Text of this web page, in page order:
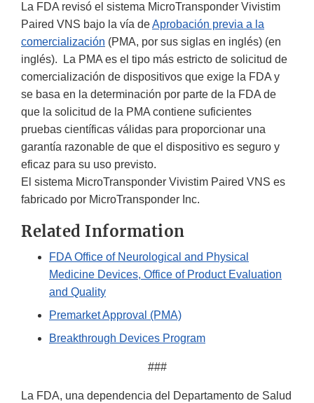
La FDA revisó el sistema MicroTransponder Vivistim
Paired VNS bajo la vía deAprobación previa a la
comercialización (PMA, por sus siglas en inglés) (en
inglés). La PMA es el tipo más estricto de solicitud de
comercialización de dispositivos que exige la FDA y
se basa en la determinación por parte de la FDA de
que la solicitud de la PMA contiene suficientes
pruebas científicas válidas para proporcionar una
garantía razonable de que el dispositivo es seguro y
eficaz para su uso previsto.
El sistema MicroTransponder Vivistim Paired VNS es
fabricado por MicroTransponder Inc.
Related Information
FDA Office of Neurological and Physical
Medicine Devices, Office of Product Evaluation
and Quality
Premarket Approval (PMA)
Breakthrough Devices Program
###
La FDA, una dependencia del Departamento de Salud